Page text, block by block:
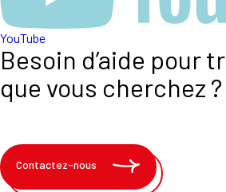
YouTube
Besoin d’aide pour
que vous cherchez ?
Contactez-nous